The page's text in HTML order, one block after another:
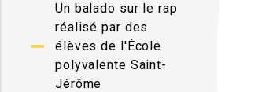
Un balado sur le rap
réalisé par des
élèves de l'École
polyvalente Saint-
Jérôme